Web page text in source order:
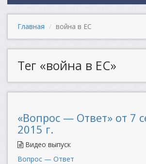
Главная война в ЕС
Тег «война в ЕС»
«Вопрос — Ответ» от 7
2015 г.
Видео выпуск
Вопрос — Ответ